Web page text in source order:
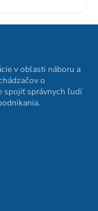
v oblasti náboru a
o
spojiť správnych ľudí